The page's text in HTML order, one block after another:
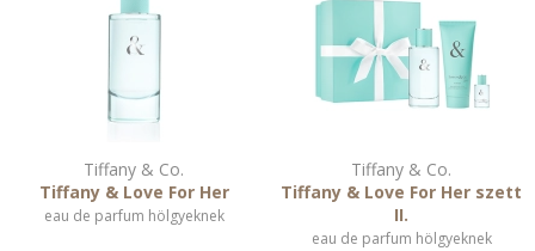
Tiffany & Co.
Tiffany & Love For Her
eau de parfum hölgyeknek
Tiffany & Co.
Tiffany & Love For Her szett
II.
eau de parfum hölgyeknek